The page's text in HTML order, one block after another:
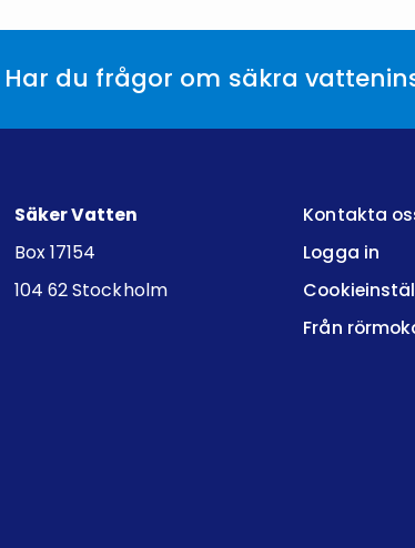
Har du frågor om säkra
Säker Vatten
Box 17154
104 62 Stockholm
Kontakta
Logga in
Från